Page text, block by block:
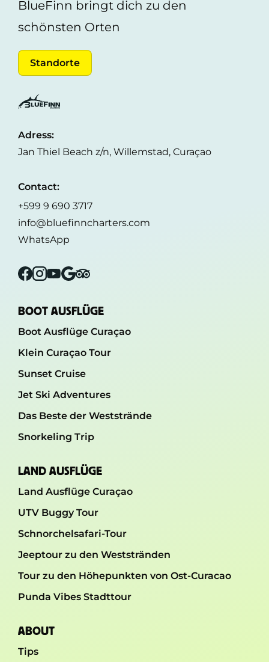
BlueFinn bringt dich zu den
schönsten Orten
Standorte
Adress:
Jan Thiel Beach z/n, Willemstad, Curaçao
Contact:
+599 9 690 3717
info@bluefinncharters.com
WhatsApp
Facebook
Instagram
YouTube
GoogleTripadvisor
BOOT AUSFLÜGE
Boot Ausflüge Curaçao
Klein Curaçao Tour
Sunset Cruise
Jet Ski Adventures
Das Beste der Weststrände
Snorkeling Trip
LAND AUSFLÜGE
Land Ausflüge Curaçao
UTV Buggy Tour
Schnorchelsafari-Tour
Jeeptour zu den Weststränden
Tour zu den Höhepunkten von Ost-Curacao
Punda Vibes Stadttour
ABOUT
Tips